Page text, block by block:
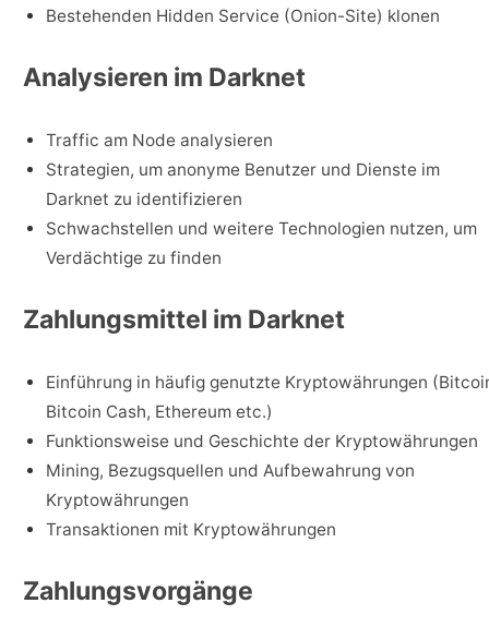
Bestehenden Hidden Service (Onion-Site) klonen
Analysieren im Darknet
Traffic am Node analysieren
Strategien, um anonyme Benutzer und Dienste im
Darknet zu identifizieren
Schwachstellen und weitere Technologien nutzen, um
Verdächtige zu finden
Zahlungsmittel im Darknet
Einführung in häufig genutzte Kryptowährungen
Bitcoin Cash, Ethereum etc.)
Funktionsweise und Geschichte der Kryptowährungen
Mining, Bezugsquellen und Aufbewahrung von
Kryptowährungen
Transaktionen mit Kryptowährungen
Zahlungsvorgänge